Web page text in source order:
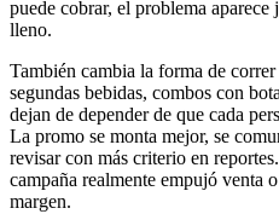
puede cobrar, el problema aparece
lleno.
También cambia la forma de
segundas bebidas, combos con
dejan de depender de que cada
La promo se monta mejor, se
revisar con más criterio en
campaña realmente empujó venta
margen.